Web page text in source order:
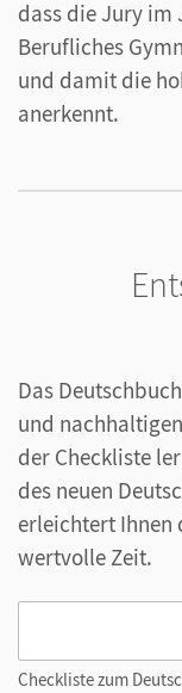
Einfaches
Deutschbuch
Starke
Das Plus für
Materialien und
Vorbereitung ist
Begleitmedien
Mehr Motivieren
kostenlosen
zugängliche und
dass die Jury im
Berufliches
und damit die
anerkennt.
Das
und
der Checkliste
des neuen
erleichtert Ihnen
wertvolle Zeit.
Checkliste zum